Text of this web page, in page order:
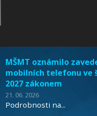
MŠMT oznámilo
mobilních telefonu ve
2027 zákonem
21. 06. 2026
Podrobnosti na...